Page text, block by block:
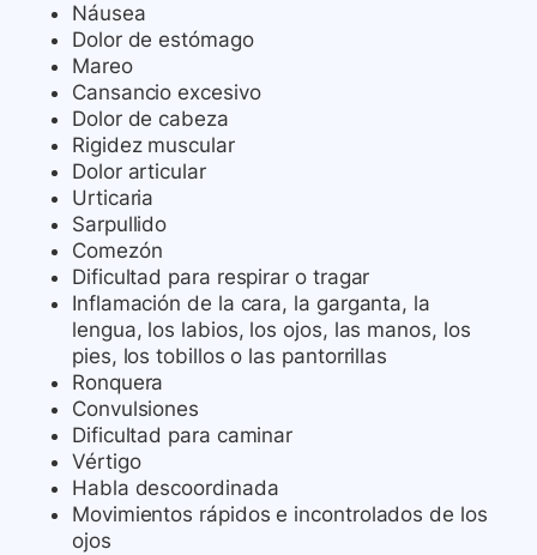
Náusea
Dolor de estómago
Mareo
Cansancio excesivo
Dolor de cabeza
Rigidez muscular
Dolor articular
Urticaria
Sarpullido
Comezón
Dificultad para respirar o tragar
Inflamación de la cara, la garganta, la
lengua, los labios, los ojos, las manos, los
pies, los tobillos o las pantorrillas
Ronquera
Convulsiones
Dificultad para caminar
Vértigo
Habla descoordinada
Movimientos rápidos e incontrolados de los
ojos